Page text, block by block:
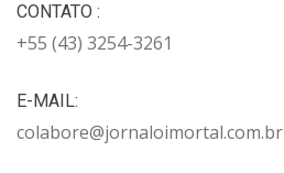
CONTATO :
+55 (43) 3254-3261
E-MAIL:
colabore@jornaloimortal.com.br